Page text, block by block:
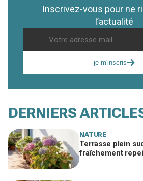
Inscrivez-vous pour ne
l’actualité
je m'inscris
DERNIERS
NATURE
Terrasse plein
fraîchement